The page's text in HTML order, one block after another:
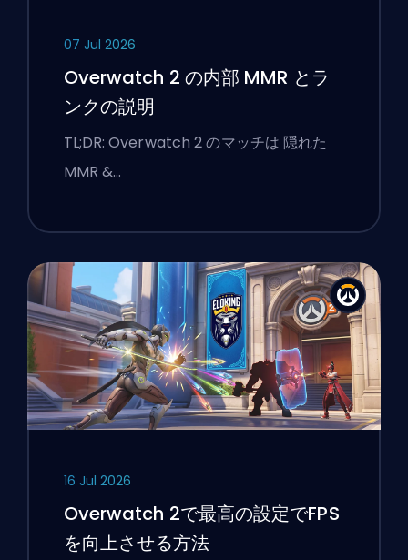
07 Jul 2026
Overwatch 2 の内部 MMR とラ
ンクの説明
TL;DR: Overwatch 2 のマッチは 隠れた
MMR &…
16 Jul 2026
Overwatch 2で最高の設定でFPS
を向上させる方法